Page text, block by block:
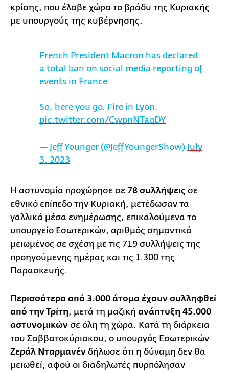
κρίσης, που έλαβε χώρα το βράδυ της Κυριακής
με υπουργούς της κυβέρνησης.
French President Macron has declared
a total ban on social media reporting of
events in France.
So, here you go. Fire in Lyon.
pic.twitter.com/CwpnNTaqDY
— Jeff Younger (@JeffYoungerShow) July
3, 2023
Η αστυνομία προχώρησε σε 78 συλλήψεις σε
εθνικό επίπεδο την Κυριακή, μετέδωσαν τα
γαλλικά μέσα ενημέρωσης, επικαλούμενα το
υπουργείο Εσωτερικών, αριθμός σημαντικά
μειωμένος σε σχέση με τις 719 συλλήψεις της
προηγούμενης ημέρας και τις 1.300 της
Παρασκευής.
Περισσότερα από 3.000 άτομα έχουν συλληφθεί
από την Τρίτη, μετά τη μαζική ανάπτυξη 45.000
αστυνομικών σε όλη τη χώρα. Κατά τη διάρκεια
του Σαββατοκύριακου, ο υπουργός Εσωτερικών
Ζεράλ Νταρμανέν δήλωσε ότι η δύναμη δεν θα
μειωθεί, αφού οι διαδηλωτές πυρπόλησαν